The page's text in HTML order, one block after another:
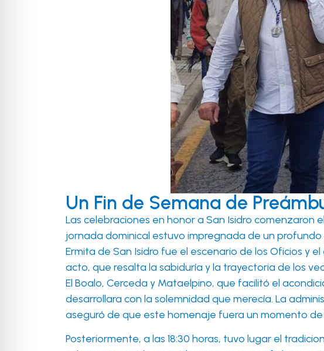
Un Fin de Semana de
Las celebraciones en honor a San Isidro comenzaron
jornada dominical estuvo impregnada de un profundo
Ermita de San Isidro fue el escenario de los Oficios y
acto, que resalta la sabiduría y la trayectoria de los
El Boalo, Cerceda y Mataelpino, que facilitó el
desarrollara con la solemnidad que merecía. La
aseguró de que este homenaje fuera un momento
Posteriormente, a las 18:30 horas, tuvo lugar el